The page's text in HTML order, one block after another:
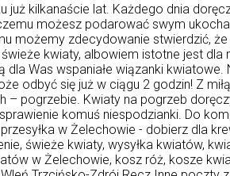
kilkanaście lat. Każdego dnia
możesz podarować swym
możemy zdecydowanie stwierdzić,
kwiaty, albowiem istotne jest
Was wspaniałe wiązanki
odbyć się już w ciągu 2 godzin! Z
pogrzebie. Kwiaty na pogrzeb
komuś niespodzianki. Do
w Żelechowie - dobierz dla
świeże kwiaty, wysyłka kwiatów,
w Żelechowie, kosz róż, kosze